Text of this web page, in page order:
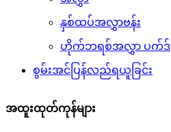
နှစ်ထပ်အလွှာဗန်း
ဟိုက်ဘရစ်အလွှာ ပက်ဒ်
စွမ်းအင်ပြန်လည်ရယူခြင်း
အထူးထုတ်ကုန်များ